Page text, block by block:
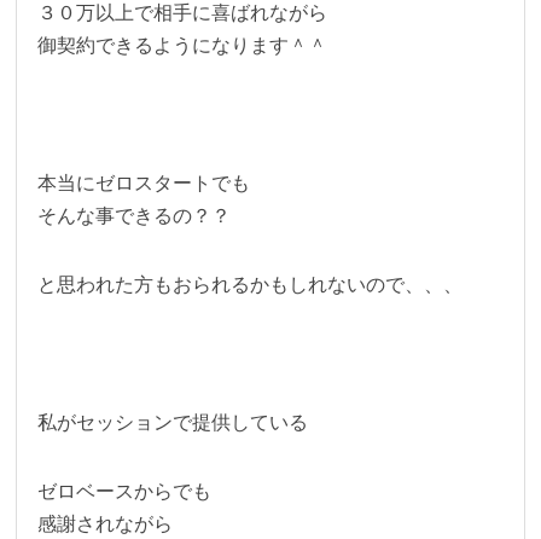
３０万以上で相手に喜ばれながら
御契約できるようになります＾＾
本当にゼロスタートでも
そんな事できるの？？
と思われた方もおられるかもしれないので、、、
私がセッションで提供している
ゼロベースからでも
感謝されながら